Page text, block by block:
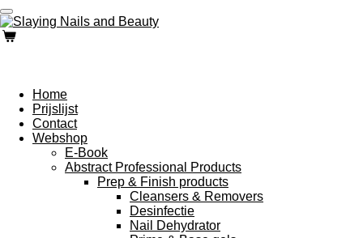
Ga
direct
naar
Home
Prijslijst
Contact
Webshop
E-Book
Abstract Professional Products
Prep & Finish products
Cleansers & Removers
Desinfectie
Nail Dehydrator